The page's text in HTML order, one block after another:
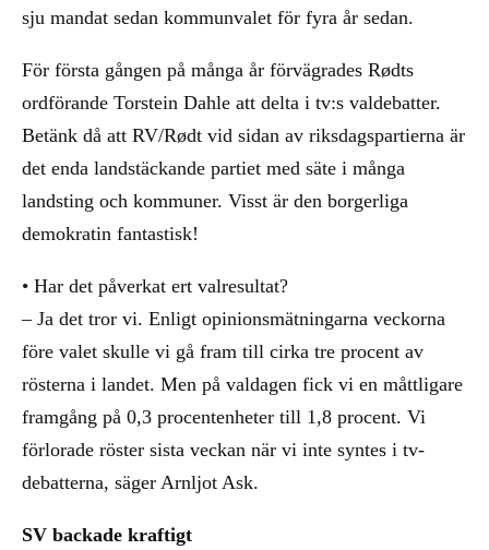
sju mandat sedan kommunvalet för fyra år sedan.
För första gången på många år förvägrades Rødts
ordförande Torstein Dahle att delta i tv:s valdebatter.
Betänk då att RV/Rødt vid sidan av riksdagspartierna är
det enda landstäckande partiet med säte i många
landsting och kommuner. Visst är den borgerliga
demokratin fantastisk!
• Har det påverkat ert valresultat?
– Ja det tror vi. Enligt opinionsmätningarna veckorna
före valet skulle vi gå fram till cirka tre procent av
rösterna i landet. Men på valdagen fick vi en måttligare
framgång på 0,3 procentenheter till 1,8 procent. Vi
förlorade röster sista veckan när vi inte syntes i tv-
debatterna, säger Arnljot Ask.
SV backade kraftigt